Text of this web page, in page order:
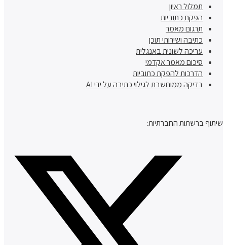
תמלול ראיון
הפקת כתוביות
תרגום מאמר
כתיבה ושירותי תוכן
עריכה לשונית באנגלית
סיכום מאמר אקדמי
הדרכות להפקת כתוביות
בדיקה ממוחשבת לגילוי כתיבה על ידי AI
שיתוף ברשתות החברתיות: